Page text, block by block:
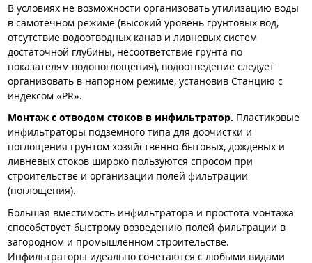
В условиях не возможности организовать утилизацию воды
в самотечном режиме (высокий уровень грунтовых вод,
отсутствие водоотводных канав и ливневых систем
достаточной глубины, несоответствие грунта по
показателям водопоглощения), водоотведение следует
организовать в напорном режиме, установив Станцию с
индексом «PR».
Монтаж с отводом стоков в инфильтратор. Пластиковые
инфильтраторы подземного типа для доочистки и
поглощения грунтом хозяйственно-бытовых, дождевых и
ливневых стоков широко пользуются спросом при
строительстве и организации полей фильтрации
(поглощения).
Большая вместимость инфильтратора и простота монтажа
способствует быстрому возведению полей фильтрации в
загородном и промышленном строительстве.
Инфильтраторы идеально сочетаются с любыми видами